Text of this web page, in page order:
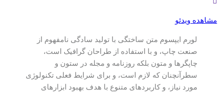
مشاهده ویدئو
لورم ایپسوم متن ساختگی با تولید سادگی نامفهوم از
صنعت چاپ، و با استفاده از طراحان گرافیک است،
چاپگرها و متون بلکه روزنامه و مجله در ستون و
سطرآنچنان که لازم است، و برای شرایط فعلی تکنولوژی
مورد نیاز، و کاربردهای متنوع با هدف بهبود ابزارهای